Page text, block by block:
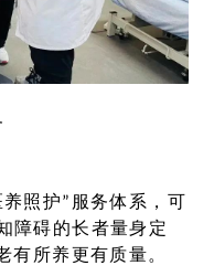
照护”服务体系，可
障碍的长者量身定
有所养更有质量。